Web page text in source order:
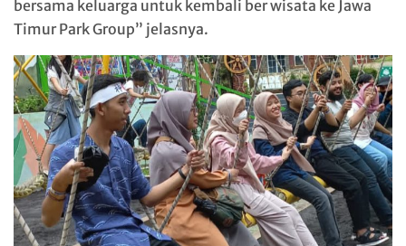
bersama keluarga untuk kembali ber wisata ke Jawa
Timur Park Group” jelasnya.